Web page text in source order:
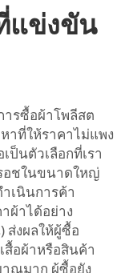
แข่งขัน
รซื้อผ้าโพลีสต
าที่ให้ราคาไม่แพง
นตัวเลือกที่เรา
อชในขนาดใหญ่
เนินการค้า
ผ้าได้อย่าง
ส่งผลให้ผู้ซื้อ
สื้อผ้าหรือสินค้า
ณมาก ผู้ซื้อยัง